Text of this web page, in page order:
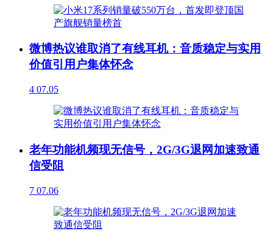
微博热议谁取消了有线耳机：音质稳定与实用
价值引用户集体怀念
4 07.05
老年功能机频现无信号，2G/3G退网加速致通
信受阻
7 07.06